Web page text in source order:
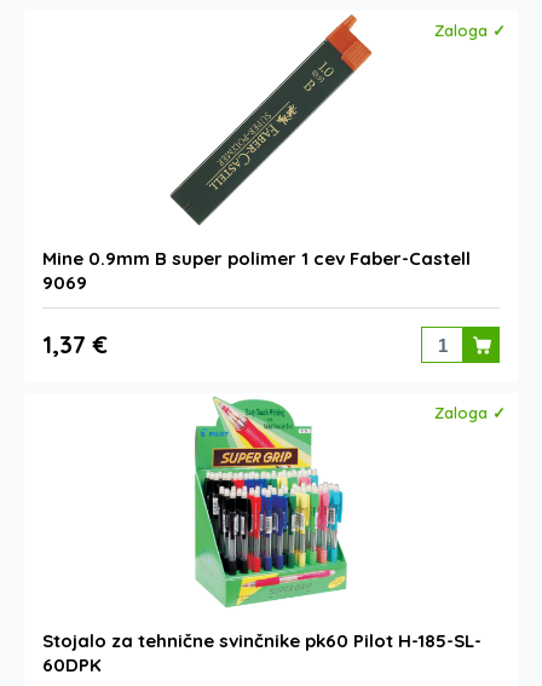
Zaloga ✓
Mine 0.9mm B super polimer 1 cev Faber-Castell
9069
1,37 €
Zaloga ✓
Stojalo za tehnične svinčnike pk60 Pilot H-185-SL-
60DPK